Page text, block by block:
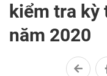
kiểm tra kỳ
năm 2020